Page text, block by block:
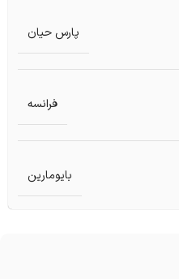
پارس حیان
فرانسه
بایومارین